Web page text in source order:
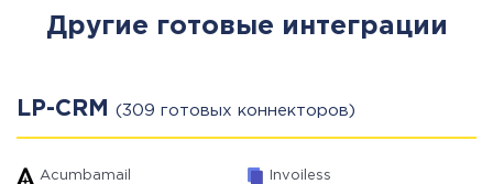
Другие готовые интеграции
LP-CRM (309 готовых коннекторов)
Acumbamail Invoiless